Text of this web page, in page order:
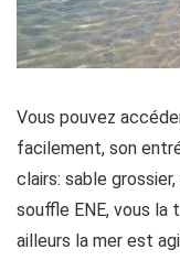
Vous pouvez
facilement, son
clairs: sable
souffle ENE, vous la
ailleurs la mer est